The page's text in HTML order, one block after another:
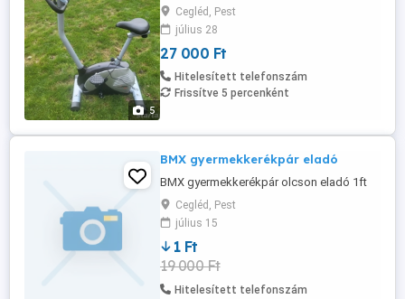
5
Cegléd, Pest
július 28
27 000 Ft
Hitelesített telefonszám
Frissítve 5 percenként
BMX gyermekkerékpár eladó
BMX gyermekkerékpár olcson eladó 1ft
Cegléd, Pest
július 15
1 Ft
19 000 Ft
Hitelesített telefonszám